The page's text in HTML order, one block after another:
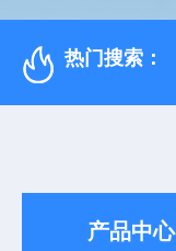
热门搜索：
产品中心